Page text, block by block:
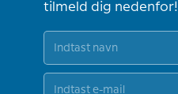
tilmeld dig nedenfor!